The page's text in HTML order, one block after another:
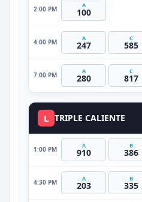
2:00 PM A
100
4:00 PM A
247
C
585
7:00 PM A
280
C
817
L TRIPLE CALIENTE
1:00 PM A
910
B
386
4:30 PM A
203
B
335